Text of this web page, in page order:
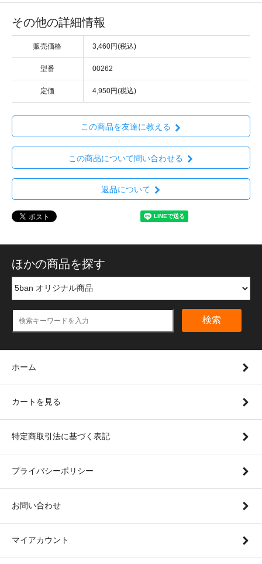
その他の詳細情報
販売価格 3,460円(税込)
型番 00262
定価 4,950円(税込)
この商品を友達に教える
この商品について問い合わせる
返品について
ほかの商品を探す
検索
ホーム
カートを見る
特定商取引法に基づく表記
プライバシーポリシー
お問い合わせ
マイアカウント